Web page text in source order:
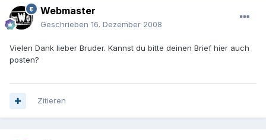
Webmaster
Geschrieben 16. Dezember 2008
Vielen Dank lieber Bruder. Kannst du bitte deinen Brief hier auch
posten?
Zitieren